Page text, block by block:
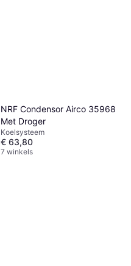
NRF Condensor Airco 35968
Met Droger
Koelsysteem
€ 63,80
7 winkels